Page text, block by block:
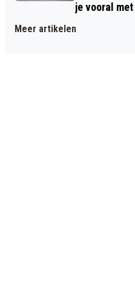
je vooral
Meer artikelen